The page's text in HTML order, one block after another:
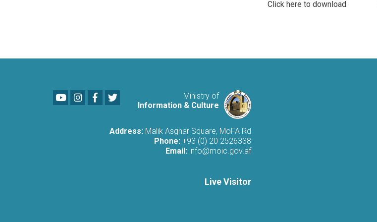
Click here to download
Ministry of
Information & Culture
YoutubeLinkedIn
Facebook
Address: Malik Asghar Square, MoFA Rd
Phone: +93 (0) 20 2526338
Email: info@moic.gov.af
Live Visitor